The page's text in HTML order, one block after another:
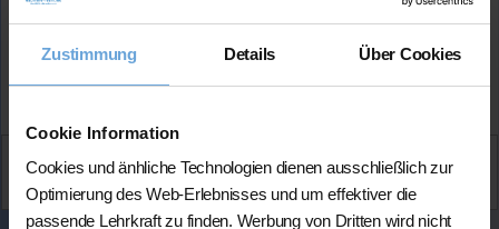
Zustimmung Details Über Cookies
Cookie Information
Cookies und änhliche Technologien dienen ausschließlich zur
Optimierung des Web-Erlebnisses und um effektiver die
passende Lehrkraft zu finden. Werbung von Dritten wird nicht
Team.net unterrichtet
Mehr Infos
Aktiv
Paulina
kontaktieren